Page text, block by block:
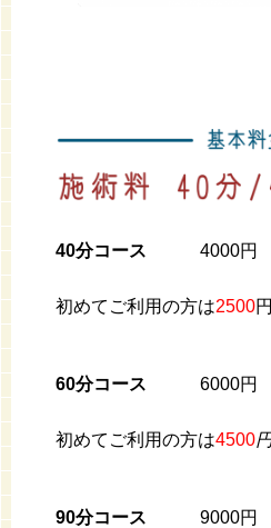
40分コース 4000円
初めてご利用の方は2500
60分コース 6000円
初めてご利用の方は4500
90分コース 9000円